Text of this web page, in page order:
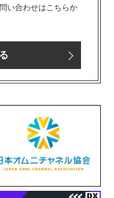
い合わせはこちらか